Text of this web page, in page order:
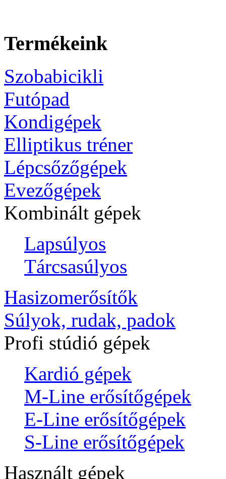
Termékeink
Szobabicikli
Futópad
Kondigépek
Elliptikus tréner
Lépcsőzőgépek
Evezőgépek
Kombinált gépek
Lapsúlyos
Tárcsasúlyos
Hasizomerősítők
Súlyok, rudak, padok
Profi stúdió gépek
Kardió gépek
M-Line erősítőgépek
E-Line erősítőgépek
S-Line erősítőgépek
Használt gépek